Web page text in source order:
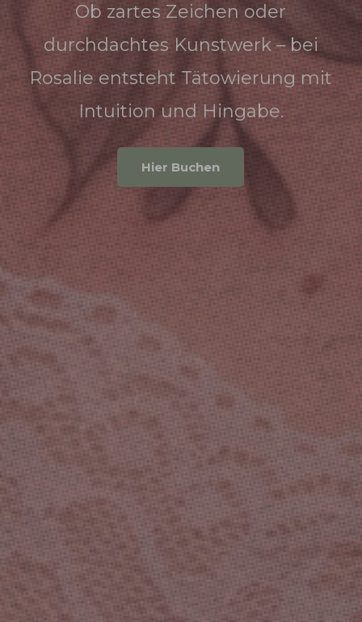
Ob zartes Zeichen oder
durchdachtes Kunstwerk – bei
Rosalie entsteht Tätowierung mit
Intuition und Hingabe.
Hier Buchen